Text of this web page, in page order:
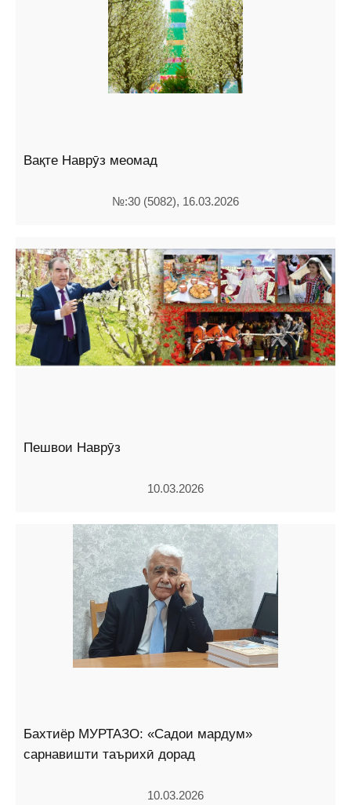
Вақте Наврӯз меомад
№:30 (5082), 16.03.2026
Пешвои Наврӯз
10.03.2026
Бахтиёр МУРТАЗО: «Садои мардум»
сарнавишти таърихӣ дорад
10.03.2026